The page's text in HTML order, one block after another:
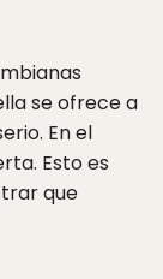
se ofrece a
En el
Esto es
que